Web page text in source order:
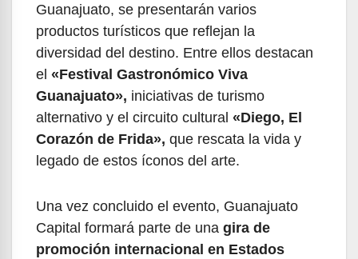
Guanajuato, se presentarán varios
productos turísticos que reflejan la
diversidad del destino. Entre ellos destacan
el «Festival Gastronómico Viva
Guanajuato», iniciativas de turismo
alternativo y el circuito cultural «Diego, El
Corazón de Frida», que rescata la vida y
legado de estos íconos del arte.
Una vez concluido el evento, Guanajuato
Capital formará parte de una gira de
promoción internacional en Estados